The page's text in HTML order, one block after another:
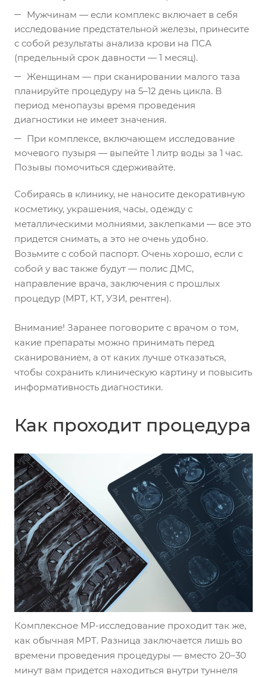
Мужчинам — если комплекс включает в себя
исследование предстательной железы, принесите
с собой результаты анализа крови на ПСА
(предельный срок давности — 1 месяц).
Женщинам — при сканировании малого таза
планируйте процедуру на 5–12 день цикла. В
период менопаузы время проведения
диагностики не имеет значения.
При комплексе, включающем исследование
мочевого пузыря — выпейте 1 литр воды за 1 час.
Позывы помочиться сдерживайте.
Собираясь в клинику, не наносите декоративную
косметику, украшения, часы, одежду с
металлическими молниями, заклепками — все это
придется снимать, а это не очень удобно.
Возьмите с собой паспорт. Очень хорошо, если с
собой у вас также будут — полис ДМС,
направление врача, заключения с прошлых
процедур (МРТ, КТ, УЗИ, рентген).
Внимание! Заранее поговорите с врачом о том,
какие препараты можно принимать перед
сканированием, а от каких лучше отказаться,
чтобы сохранить клиническую картину и повысить
информативность диагностики.
Как проходит процедура
Комплексное МР-исследование проходит так же,
как обычная МРТ. Разница заключается лишь во
времени проведения процедуры — вместо 20–30
минут вам придется находиться внутри туннеля